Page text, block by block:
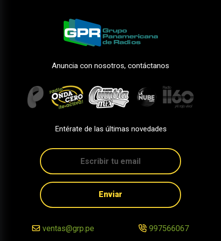
Anuncia con nosotros, contáctanos
Entérate de las últimas novedades
Enviar
ventas@grp.pe 997566067